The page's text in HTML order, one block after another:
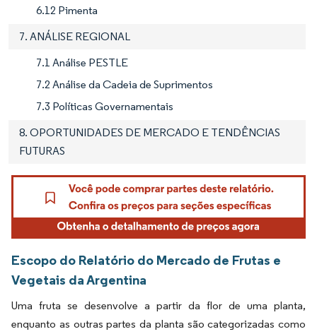
6.12 Pimenta
7. ANÁLISE REGIONAL
7.1 Análise PESTLE
7.2 Análise da Cadeia de Suprimentos
7.3 Políticas Governamentais
8. OPORTUNIDADES DE MERCADO E TENDÊNCIAS
FUTURAS
Escopo do Relatório do Mercado de Frutas e
Vegetais da Argentina
Uma fruta se desenvolve a partir da flor de uma planta,
enquanto as outras partes da planta são categorizadas como